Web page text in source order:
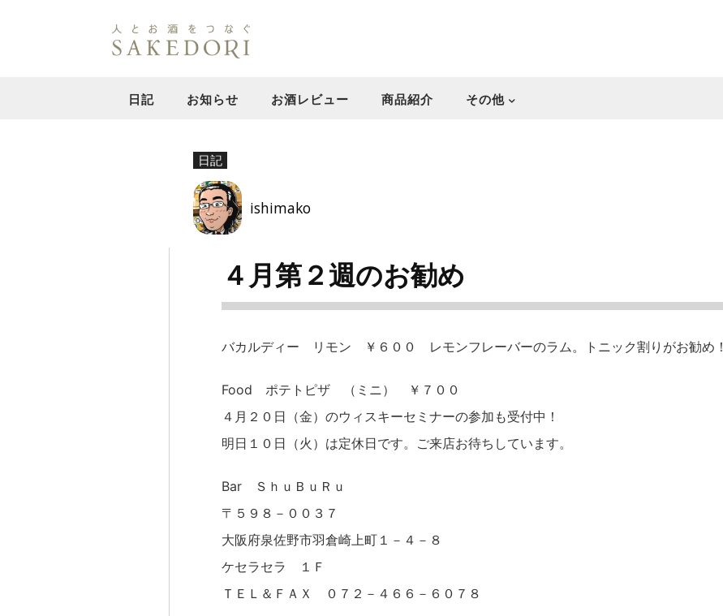
日記 お知らせ お酒レビュー 商品紹介 その他
日記
ishimako
４月第２週のお勧め
バカルディー リモン ￥６００ レモンフレーバーのラム。トニック割りがお勧め！
Food ポテトピザ （ミニ） ￥７００
４月２０日（金）のウィスキーセミナーの参加も受付中！
明日１０日（火）は定休日です。ご来店お待ちしています。
Bar ＳｈｕＢｕＲｕ
〒５９８－００３７
大阪府泉佐野市羽倉崎上町１－４－８
ケセラセラ １Ｆ
ＴＥＬ＆ＦＡＸ ０７２－４６６－６０７８